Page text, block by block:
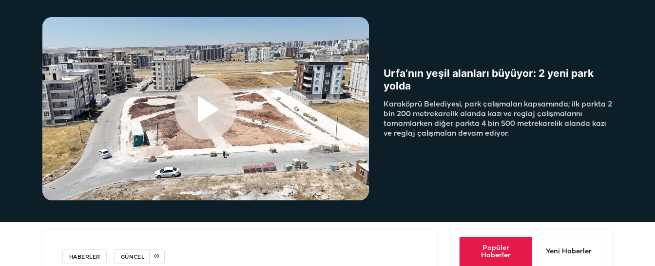
Urfa’nın yeşil alanları büyüyor: 2 yeni park
yolda
Karaköprü Belediyesi, park çalışmaları kapsamında; ilk parkta 2
bin 200 metrekarelik alanda kazı ve reglaj çalışmalarını
tamamlarken diğer parkta 4 bin 500 metrekarelik alanda kazı
ve reglaj çalışmaları devam ediyor.
HABERLER GÜNCEL
Popüler
Haberler
Yeni Haberler